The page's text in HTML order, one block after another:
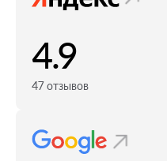
4.9
47 отзывов